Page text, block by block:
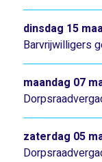
Barvrijwilligers
dinsdag 15
maandag 07
zaterdag 05